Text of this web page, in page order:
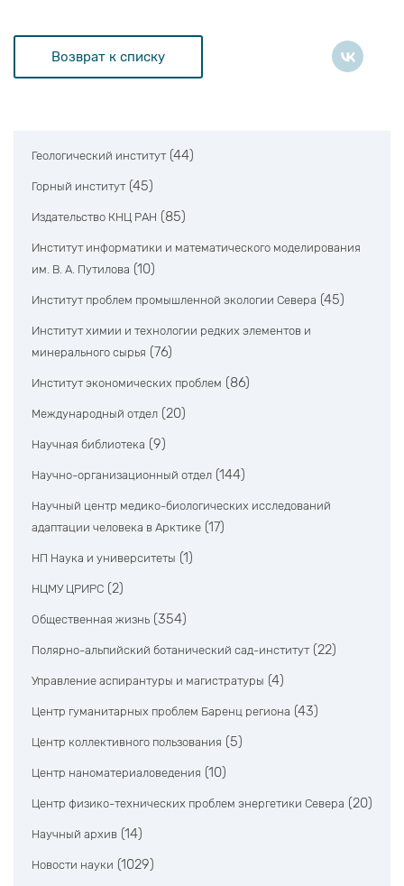
Возврат к списку
Геологический институт (44)
Горный институт (45)
Издательство КНЦ РАН (85)
Институт информатики и математического моделирования
им. В. А. Путилова (10)
Институт проблем промышленной экологии Севера (45)
Институт химии и технологии редких элементов и
минерального сырья (76)
Институт экономических проблем (86)
Международный отдел (20)
Научная библиотека (9)
Научно-организационный отдел (144)
Научный центр медико-биологических исследований
адаптации человека в Арктике (17)
НП Наука и университеты (1)
НЦМУ ЦРИРС (2)
Общественная жизнь (354)
Полярно-альпийский ботанический сад-институт (22)
Управление аспирантуры и магистратуры (4)
Центр гуманитарных проблем Баренц региона (43)
Центр коллективного пользования (5)
Центр наноматериаловедения (10)
Центр физико-технических проблем энергетики Севера (20)
Научный архив (14)
Новости науки (1029)